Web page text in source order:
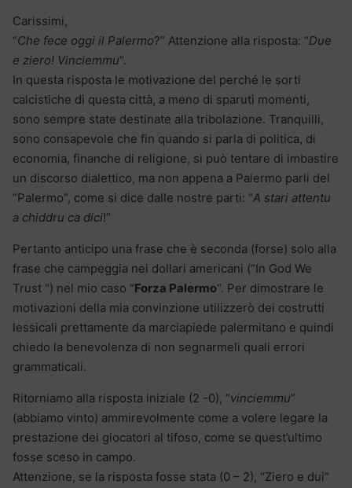
Carissimi,
“Che fece oggi il Palermo?” Attenzione alla risposta: “Due
e ziero! Vinciemmu“.
In questa risposta le motivazione del perché le sorti
calcistiche di questa città, a meno di sparuti momenti,
sono sempre state destinate alla tribolazione. Tranquilli,
sono consapevole che fin quando si parla di politica, di
economia, finanche di religione, si può tentare di imbastire
un discorso dialettico, ma non appena a Palermo parli del
“Palermo”, come si dice dalle nostre parti: “A stari attentu
a chiddru ca dici!”
Pertanto anticipo una frase che è seconda (forse) solo alla
frase che campeggia nei dollari americani (“In God We
Trust “) nel mio caso “Forza Palermo“. Per dimostrare le
motivazioni della mia convinzione utilizzerò dei costrutti
lessicali prettamente da marciapiede palermitano e quindi
chiedo la benevolenza di non segnarmeli quali errori
grammaticali.
Ritorniamo alla risposta iniziale (2 -0), “vinciemmu”
(abbiamo vinto) ammirevolmente come a volere legare la
prestazione dei giocatori al tifoso, come se quest’ultimo
fosse sceso in campo.
Attenzione, se la risposta fosse stata (0 – 2), “Ziero e dui”